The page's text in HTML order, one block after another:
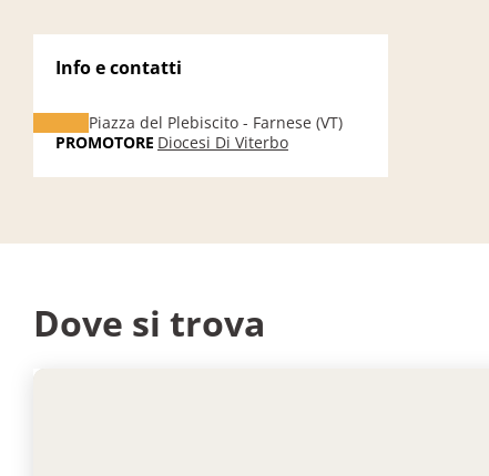
Info e contatti
Piazza del Plebiscito - Farnese (VT)
PROMOTORE Diocesi Di Viterbo
Dove si trova